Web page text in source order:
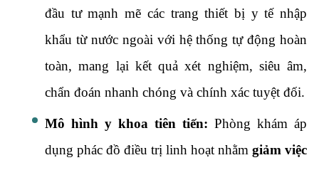
đầu tư mạnh mẽ các trang thiết bị y tế nhập
khẩu từ nước ngoài với hệ thống tự động hoàn
toàn, mang lại kết quả xét nghiệm, siêu âm,
chẩn đoán nhanh chóng và chính xác tuyệt đối.
Mô hình y khoa tiên tiến: Phòng khám áp
dụng phác đồ điều trị linh hoạt nhằmgiảm việc